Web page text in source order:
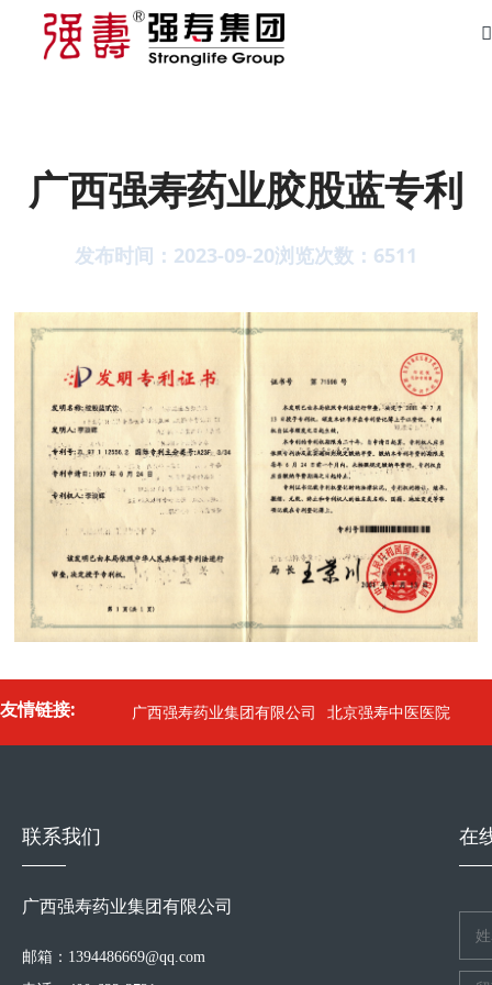
广西强寿药业胶股蓝专利
发布时间：2023-09-20浏览次数： 6511
友情链接: 广西强寿药业集团有限公司 北京强寿中医医院
联系我们
广西强寿药业集团有限公司
邮箱：1394486669@qq.com
在